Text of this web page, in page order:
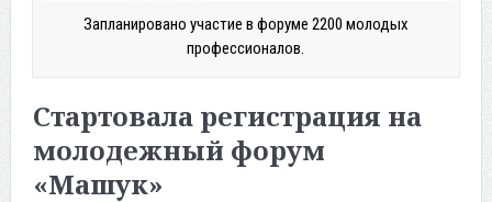
Запланировано участие в форуме 2200 молодых
профессионалов.
Стартовала регистрация на
молодежный форум
«Машук»